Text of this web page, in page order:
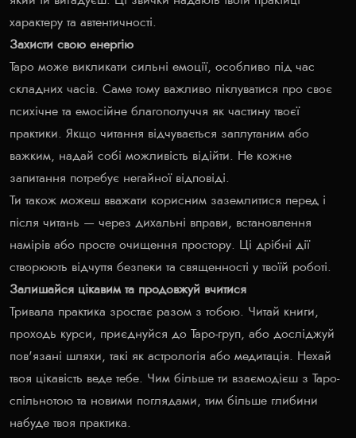
характеру та автентичності.
Захисти свою енергію
Таро може викликати сильні емоції, особливо під час
складних часів. Саме тому важливо піклуватися про своє
психічне та емосійне благополуччя як частину твоєї
практики. Якщо читання відчувається заплутаним або
важким, надай собі можливість відійти. Не кожне
запитання потребує негайної відповіді.
Ти також можеш вважати корисним заземлитися перед і
після читань — через дихальні вправи, встановлення
намірів або просте очищення простору. Ці дрібні дії
створюють відчуття безпеки та священності у твоїй роботі.
Залишайся цікавим та продовжуй вчитися
Тривала практика зростає разом з тобою. Читай книги,
проходь курси, приєднуйся до Таро-груп, або досліджуй
пов'язані шляхи, такі як астрологія або медитація. Нехай
твоя цікавість веде тебе. Чим більше ти взаємодієш з Таро-
спільнотою та новими поглядами, тим більше глибини
набуде твоя практика.